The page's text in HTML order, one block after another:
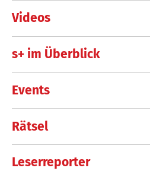
Videos
s+ im Überblick
Events
Rätsel
Leserreporter